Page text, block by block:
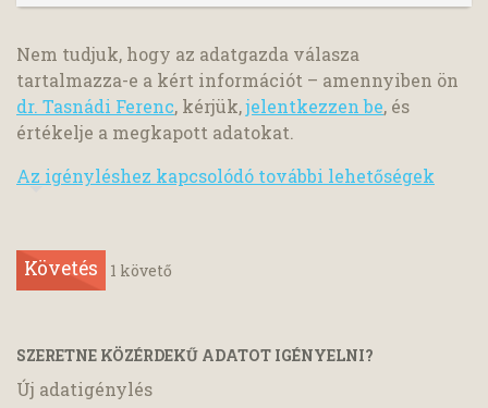
Nem tudjuk, hogy az adatgazda válasza
tartalmazza-e a kért információt – amennyiben ön
dr. Tasnádi Ferenc, kérjük,jelentkezzen be, és
értékelje a megkapott adatokat.
Az igényléshez kapcsolódó további lehetőségek
Követés 1 követő
SZERETNE KÖZÉRDEKŰ ADATOT IGÉNYELNI?
Új adatigénylés